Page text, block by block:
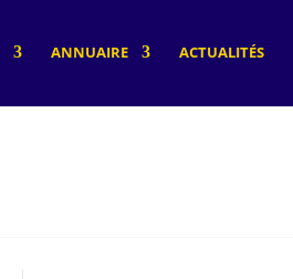
ANNUAIRE ACTUALITÉS